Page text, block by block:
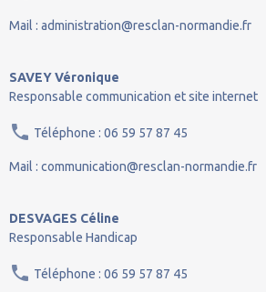
Mail : administration@resclan-normandie.fr
SAVEY Véronique
Responsable communication et site internet
Téléphone : 06 59 57 87 45
Mail : communication@resclan-normandie.fr
DESVAGES Céline
Responsable Handicap
Téléphone : 06 59 57 87 45